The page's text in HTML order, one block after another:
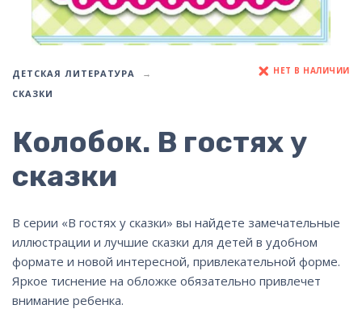
ДЕТСКАЯ ЛИТЕРАТУРА
СКАЗКИ
НЕТ В НАЛИЧИИ
Колобок. В гостях у
сказки
В серии «В гостях у сказки» вы найдете замечательные
иллюстрации и лучшие сказки для детей в удобном
формате и новой интересной, привлекательной форме.
Яркое тиснение на обложке обязательно привлечет
внимание ребенка.